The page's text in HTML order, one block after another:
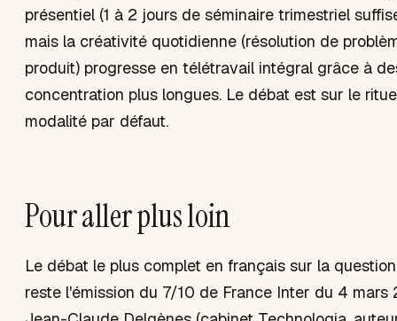
présentiel (1 à 2 jours de séminaire trimestriel
mais la créativité quotidienne (résolution de
produit) progresse en télétravail intégral grâce à
concentration plus longues. Le débat est sur le
modalité par défaut.
Pour aller plus loin
Le débat le plus complet en français sur la
reste l'émission du 7/10 de France Inter du 4 mars